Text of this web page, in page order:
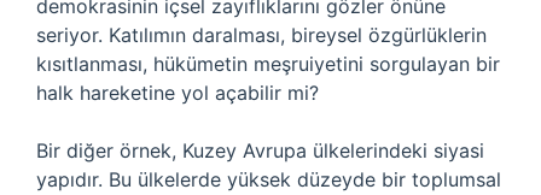
demokrasinin içsel zayıflıklarını gözler önüne
seriyor. Katılımın daralması, bireysel özgürlüklerin
kısıtlanması, hükümetin meşruiyetini sorgulayan bir
halk hareketine yol açabilir mi?
Bir diğer örnek, Kuzey Avrupa ülkelerindeki siyasi
yapıdır. Bu ülkelerde yüksek düzeyde bir toplumsal